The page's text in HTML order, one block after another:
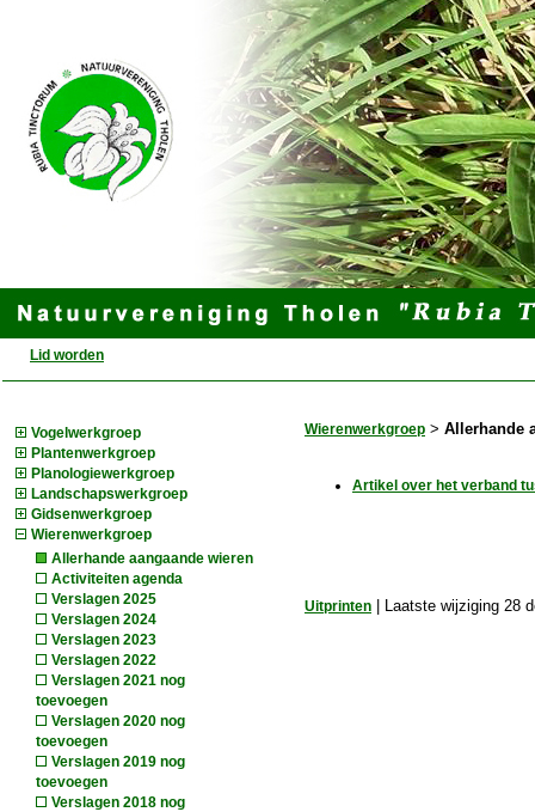
Lid worden
Vogelwerkgroep
Plantenwerkgroep
Planologiewerkgroep
Landschapswerkgroep
Gidsenwerkgroep
Wierenwerkgroep
Allerhande aangaande wieren
Activiteiten agenda
Verslagen 2025
Verslagen 2024
Verslagen 2023
Verslagen 2022
Verslagen 2021 nog
toevoegen
Verslagen 2020 nog
toevoegen
Verslagen 2019 nog
toevoegen
Verslagen 2018 nog
Wierenwerkgroep > Allerhande
Artikel over het verband
Uitprinten | Laatste wijziging 28